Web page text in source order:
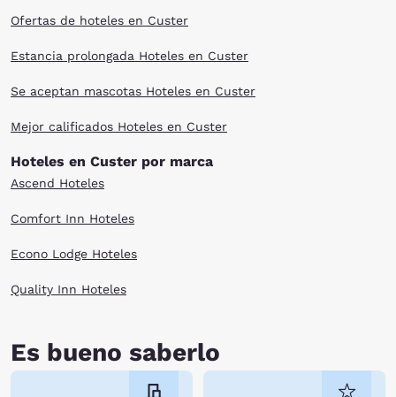
Ofertas de hoteles en Custer
Estancia prolongada Hoteles en Custer
Se aceptan mascotas Hoteles en Custer
Mejor calificados Hoteles en Custer
Hoteles en Custer por marca
Ascend Hoteles
Comfort Inn Hoteles
Econo Lodge Hoteles
Quality Inn Hoteles
Es bueno saberlo